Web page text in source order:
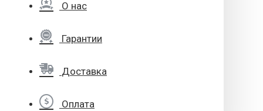
О нас
Гарантии
Доставка
Оплата